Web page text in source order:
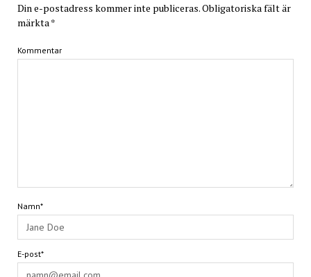
Din e-postadress kommer inte publiceras.Obligatoriska fält är
märkta *
Kommentar
Namn*
E-post*